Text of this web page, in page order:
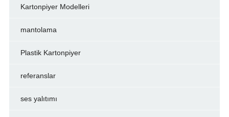
Kartonpiyer Modelleri
mantolama
Plastik Kartonpiyer
referanslar
ses yalıtımı